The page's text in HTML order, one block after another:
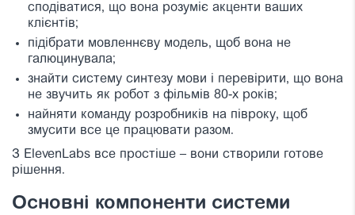
сподіватися, що вона розуміє акценти ваших
клієнтів;
підібрати мовленнєву модель, щоб вона не
галюцинувала;
знайти систему синтезу мови і перевірити, що вона
не звучить як робот з фільмів 80-х років;
найняти команду розробників на півроку, щоб
змусити все це працювати разом.
З ElevenLabs все простіше – вони створили готове
рішення.
Основні компоненти системи